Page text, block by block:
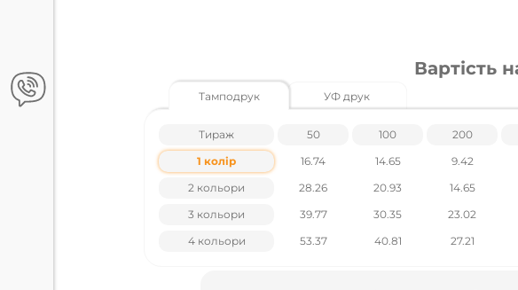
Вартість
Тамподрук УФ друк
Тираж 50 100 200
1 колір
16.74 14.65 9.42
2 кольори
28.26 20.93 14.65
3 кольори
39.77 30.35 23.02
4 кольори
53.37 40.81 27.21